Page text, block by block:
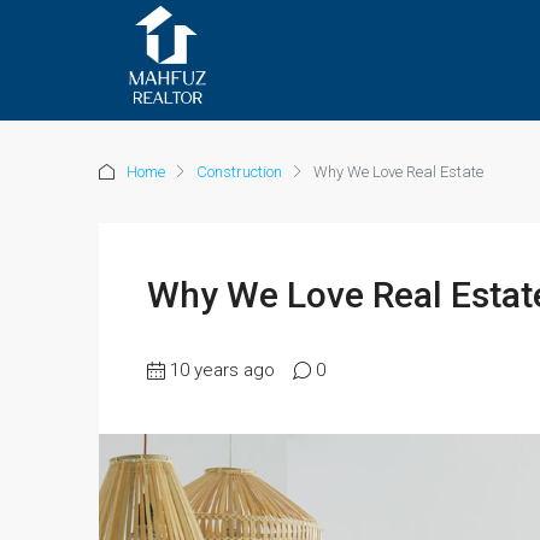
Home Construction Why We Love Real Estate
Why We Love Real
10 years ago 0